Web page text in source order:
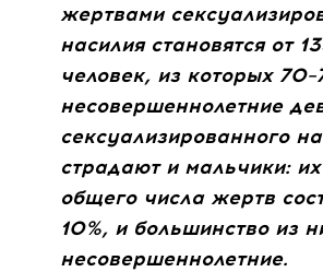
жертвами
насилия становятся от
человек, из которых
несовершеннолетние
сексуализированного
страдают и мальчики:
общего числа жертв
10%, и большинство из
несовершеннолетние.